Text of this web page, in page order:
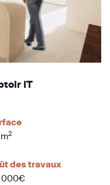
IT
2
des travaux